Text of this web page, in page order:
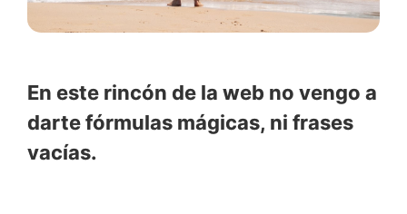
En este rincón de la web no vengo a
darte fórmulas mágicas, ni frases
vacías.